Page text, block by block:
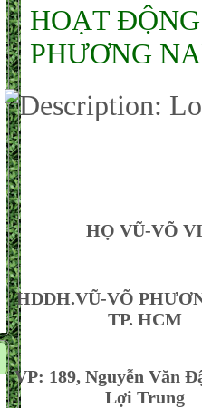
HOẠT
PHƯƠNG
HỌ VŨ-VÕ
HDDH.VŨ-VÕ
TP. HCM
VP: 189, Nguyễn Văn
Lợi Trung